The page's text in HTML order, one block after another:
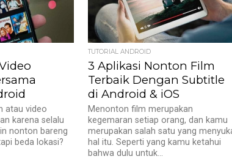
atau video
karena selalu
nonton bareng
beda lokasi?
TUTORIAL ANDROID
3 Aplikasi Nonton Film
Terbaik Dengan Subtitle
di Android & iOS
Menonton film merupakan
kegemaran setiap orang, dan kamu
merupakan salah satu yang
hal itu. Seperti yang kamu ketahui
bahwa dulu untuk...